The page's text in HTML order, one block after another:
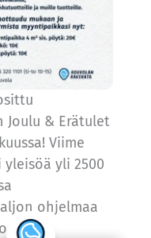
& Erätulet
Viime
yli 2500
ohjelmaa